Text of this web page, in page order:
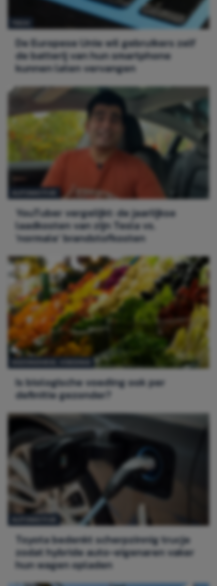
De Europese Unie wil gebruikers zelf
de batterij van hun smartphone
kunnen laten vervangen
YouTuber vergelijkt: de jaarlijkse
laadkosten van zijn Tesla vs.
‘normale’ brandstofkosten
Is biologische voeding ook per
definitie gezonder?
Toyota bedenkt scherpzinnig trucje
zodat hybride auto-eigenaren vaker
hun wagen opladen